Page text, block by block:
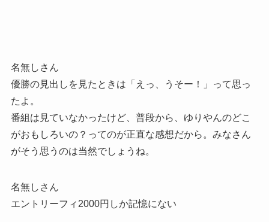
名無しさん
優勝の見出しを見たときは「えっ、うそー！」って思っ
たよ。
番組は見ていなかったけど、普段から、ゆりやんのどこ
がおもしろいの？ってのが正直な感想だから。みなさん
がそう思うのは当然でしょうね。
名無しさん
エントリーフィ2000円しか記憶にない